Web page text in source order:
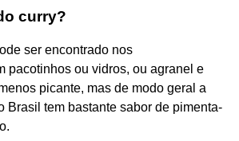
curry?
ser encontrado nos
pacotinhos ou vidros, ou agranel e
picante, mas de modo geral a
Brasil tem bastante sabor de pimenta-